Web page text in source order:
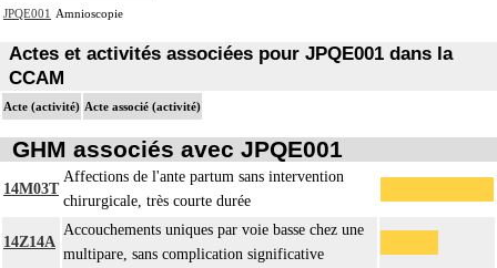
JPQE001 Amnioscopie
Actes et activités associées pour JPQE001 dans la
CCAM
Acte (activité) Acte associé (activité)
GHM associés avec JPQE001
14M03T
Affections de l'ante partum sans intervention
chirurgicale, très courte durée
14Z14A
Accouchements uniques par voie basse chez une
multipare, sans complication significative